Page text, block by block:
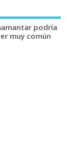
podría
muy común